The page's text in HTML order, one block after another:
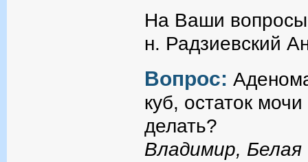
На Ваши вопросы
н. Радзиевский
Вопрос:
куб, остаток
делать?
Владимир, Белая